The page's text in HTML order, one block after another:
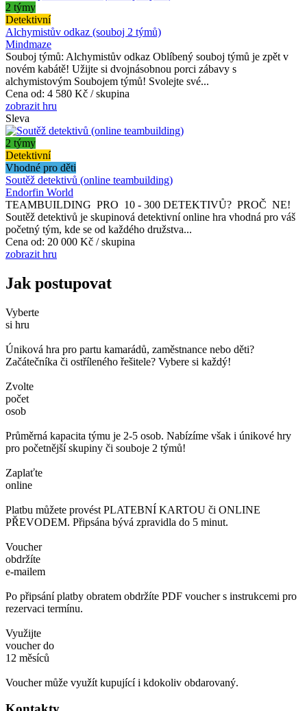
2 týmy
Detektivní
Alchymistův odkaz (souboj 2 týmů)
Mindmaze
Souboj týmů: Alchymistův odkaz Oblíbený souboj týmů je zpět v
novém kabátě! Užijte si dvojnásobnou porci zábavy s
alchymistovým Soubojem týmů! Svolejte své...
Cena od: 4 580 Kč / skupina
zobrazit hru
Sleva
2 týmy
Detektivní
Vhodné pro děti
Soutěž detektivů (online teambuilding)
Endorfin World
TEAMBUILDING PRO 10 - 300 DETEKTIVŮ? PROČ NE!
Soutěž detektivů je skupinová detektivní online hra vhodná pro váš
početný tým, kde se od každého družstva...
Cena od: 20 000 Kč / skupina
zobrazit hru
Jak postupovat
Vyberte
si hru
Úniková hra pro partu kamarádů, zaměstnance nebo děti?
Začátečníka či ostříleného řešitele? Vybere si každý!
Zvolte
počet
osob
Průměrná kapacita týmu je 2-5 osob. Nabízíme však i únikové hry
pro početnější skupiny či souboje 2 týmů!
Zaplaťte
online
Platbu můžete provést PLATEBNÍ KARTOU či ONLINE
PŘEVODEM. Připsána bývá zpravidla do 5 minut.
Voucher
obdržíte
e-mailem
Po připsání platby obratem obdržíte PDF voucher s instrukcemi pro
rezervaci termínu.
Využijte
voucher do
12 měsíců
Voucher může využít kupující i kdokoliv obdarovaný.